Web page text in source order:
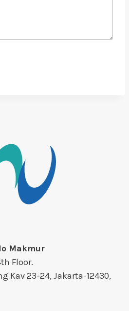
Makmur
Floor.
Kav 23-24, Jakarta-12430,